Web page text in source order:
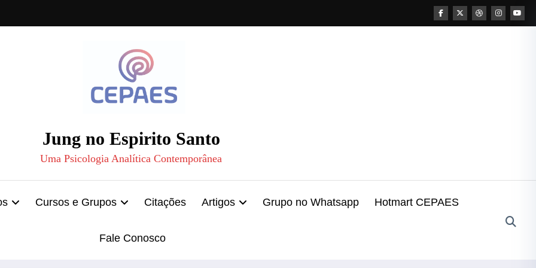
Jung no Espirito Santo
Uma Psicologia Analítica Contemporânea
Cursos e Grupos Citações Artigos Grupo no Whatsapp Hotmart CEPAES
Fale Conosco